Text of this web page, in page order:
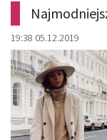
19:38 05.12.2019